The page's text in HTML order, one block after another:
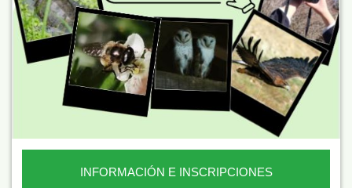
INFORMACIÓN E INSCRIPCIONES